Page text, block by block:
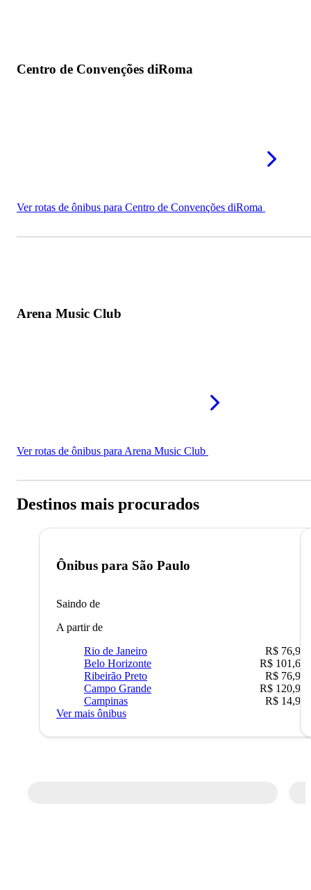
Centro de Convenções diRoma
Ver rotas de ônibus para Centro de Convenções diRoma
Arena Music Club
Ver rotas de ônibus para Arena Music Club
Destinos mais procurados
Ônibus para São Paulo
Saindo de
A partir de
Rio de Janeiro
R$ 76,90
Belo Horizonte
R$ 101,67
Ribeirão Preto
R$ 76,90
Campo Grande
R$ 120,90
Campinas
R$ 14,90
Ver mais ônibus